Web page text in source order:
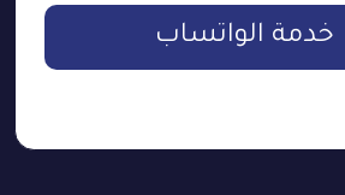
خدمة الواتساب